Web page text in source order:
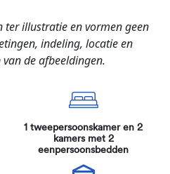
ter illustratie en vormen geen
indeling, locatie en
de afbeeldingen.
1 tweepersoonskamer en 2
kamers met 2
eenpersoonsbedden